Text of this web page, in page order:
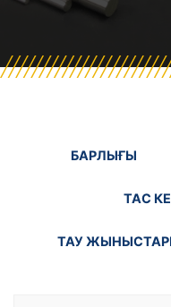
БАРЛЫҒЫ
ТАС
ТАУ